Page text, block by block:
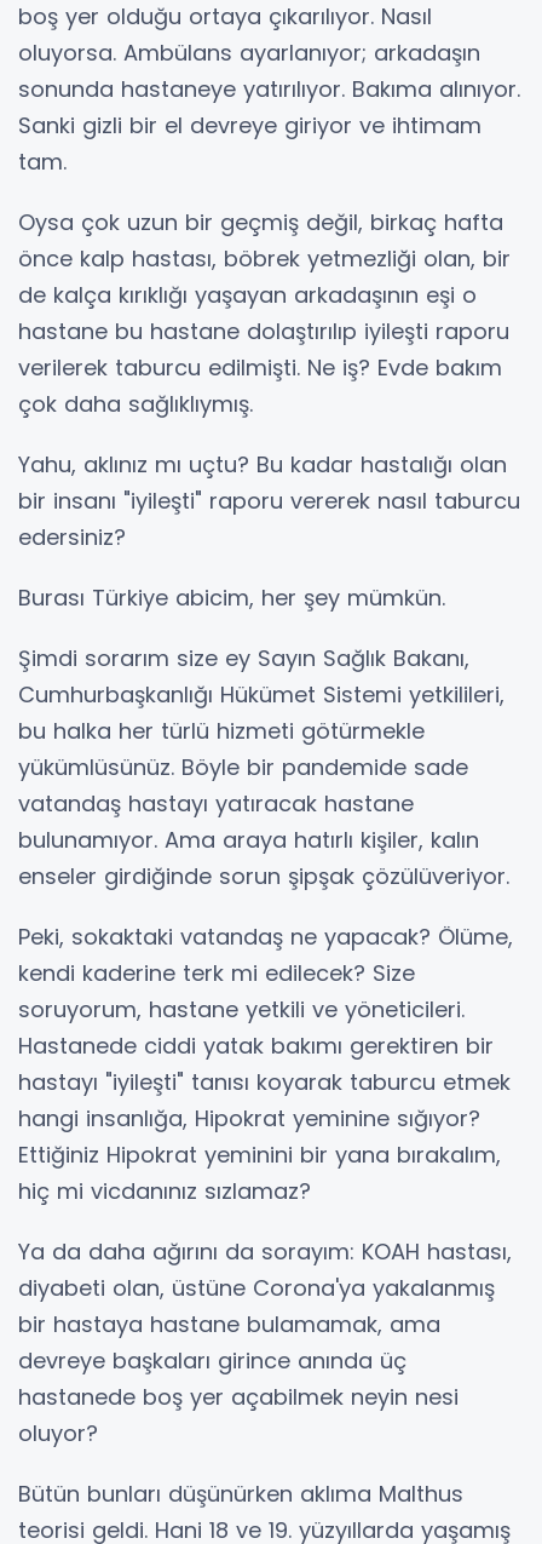
boş yer olduğu ortaya çıkarılıyor. Nasıl
oluyorsa. Ambülans ayarlanıyor; arkadaşın
sonunda hastaneye yatırılıyor. Bakıma alınıyor.
Sanki gizli bir el devreye giriyor ve ihtimam
tam.
Oysa çok uzun bir geçmiş değil, birkaç hafta
önce kalp hastası, böbrek yetmezliği olan, bir
de kalça kırıklığı yaşayan arkadaşının eşi o
hastane bu hastane dolaştırılıp iyileşti raporu
verilerek taburcu edilmişti. Ne iş? Evde bakım
çok daha sağlıklıymış.
Yahu, aklınız mı uçtu? Bu kadar hastalığı olan
bir insanı "iyileşti" raporu vererek nasıl taburcu
edersiniz?
Burası Türkiye abicim, her şey mümkün.
Şimdi sorarım size ey Sayın Sağlık Bakanı,
Cumhurbaşkanlığı Hükümet Sistemi yetkilileri,
bu halka her türlü hizmeti götürmekle
yükümlüsünüz. Böyle bir pandemide sade
vatandaş hastayı yatıracak hastane
bulunamıyor. Ama araya hatırlı kişiler, kalın
enseler girdiğinde sorun şipşak çözülüveriyor.
Peki, sokaktaki vatandaş ne yapacak? Ölüme,
kendi kaderine terk mi edilecek? Size
soruyorum, hastane yetkili ve yöneticileri.
Hastanede ciddi yatak bakımı gerektiren bir
hastayı "iyileşti" tanısı koyarak taburcu etmek
hangi insanlığa, Hipokrat yeminine sığıyor?
Ettiğiniz Hipokrat yeminini bir yana bırakalım,
hiç mi vicdanınız sızlamaz?
Ya da daha ağırını da sorayım: KOAH hastası,
diyabeti olan, üstüne Corona'ya yakalanmış
bir hastaya hastane bulamamak, ama
devreye başkaları girince anında üç
hastanede boş yer açabilmek neyin nesi
oluyor?
Bütün bunları düşünürken aklıma Malthus
teorisi geldi. Hani 18 ve 19. yüzyıllarda yaşamış